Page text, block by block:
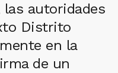
autoridades
Distrito
en la
de un